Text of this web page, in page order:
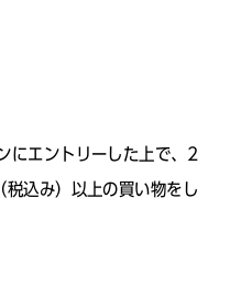
にエントリーした上で、2
込み）以上の買い物をし